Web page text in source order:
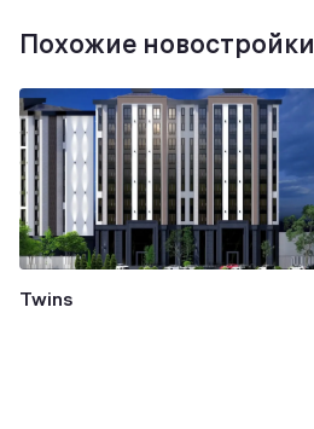
Похожие новостройки
Twins